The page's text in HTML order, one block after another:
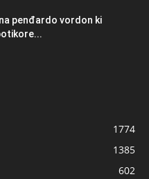
penđardo vordon ki
1774
1385
602